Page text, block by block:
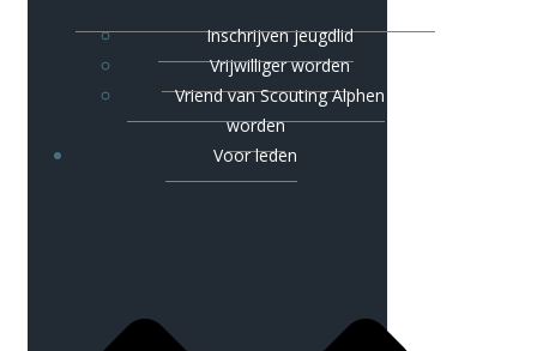
Inschrijven jeugdlid
Vrijwilliger worden
Vriend van Scouting Alphen
worden
Voor leden